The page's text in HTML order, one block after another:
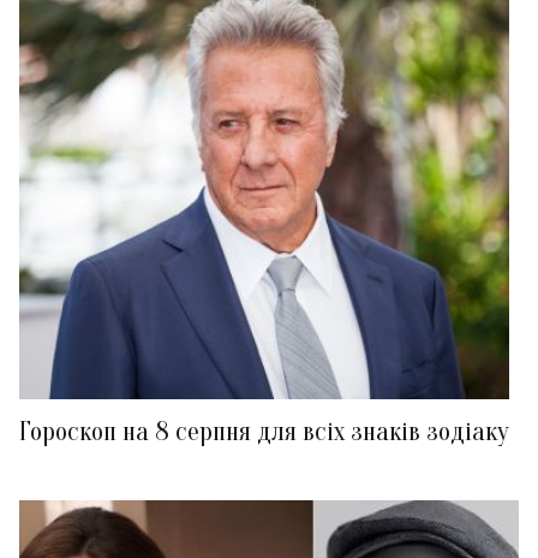
Гороскоп на 8 серпня для всіх знаків зодіаку